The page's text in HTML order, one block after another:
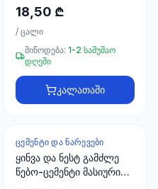
18,50 ₾
/ ცალი
მიწოდება: 1-2 სამუშაო
დღეში
კალათაში
ᲪᲔᲛᲔᲜᲢᲘ ᲓᲐ ᲜᲐᲠᲔᲕᲔᲑᲘ
ყინვა და ნესტ გამძლე
წებო-ცემენტი მასიური